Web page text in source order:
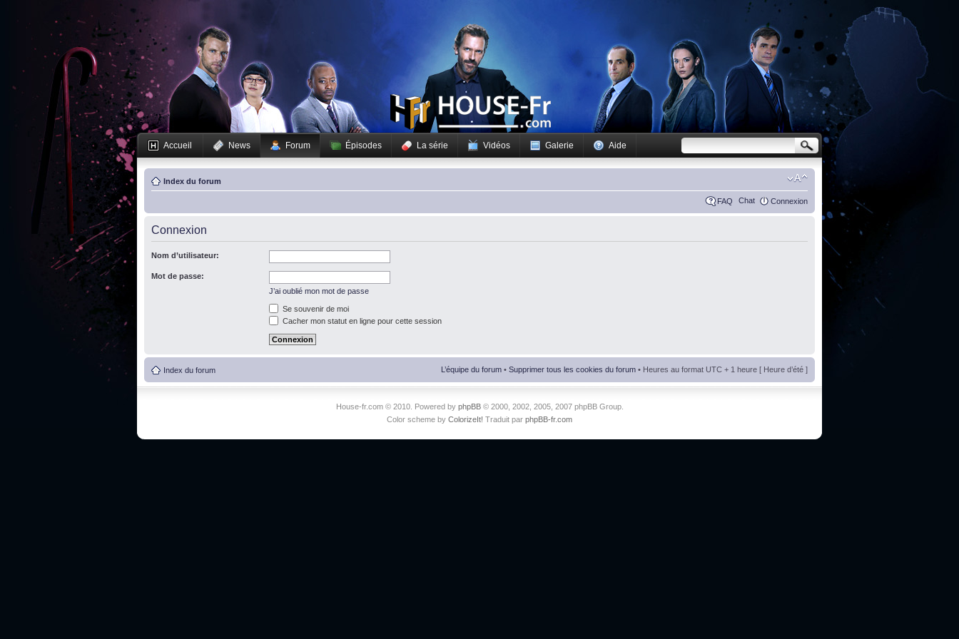
Accueil News Forum Épisodes La série Vidéos Galerie Aide
Index du forum
FAQ Chat Connexion
Connexion
Nom d’utilisateur:
Mot de passe:
J’ai oublié mon mot de passe
Se souvenir de moi
Cacher mon statut en ligne pour cette session
Index du forum L’équipe du forum • Supprimer tous les cookies du forum • Heures au format UTC + 1 heure [ Heure d’été ]
House-fr.com © 2010. Powered by phpBB© 2000, 2002, 2005, 2007 phpBB Group.
Color scheme by ColorizeIt! Traduit par phpBB-fr.com